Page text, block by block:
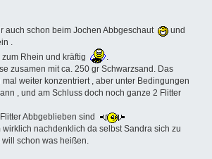
auch schon beim Jochen Abbgeschaut
und
.
Rhein und kräftig
.
zusamen mit ca. 250 gr Schwarzsand. Das
weiter konzentriert , aber unter Bedingungen
, und am Schluss doch noch ganze 2 Flitter
Abbgeblieben sind
wirklich nachdenklich da selbst Sandra sich zu
schon was heißen.